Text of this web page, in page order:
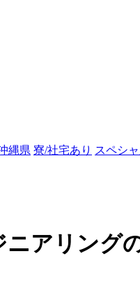
縄県 寮/社宅あり スペシ
アリング